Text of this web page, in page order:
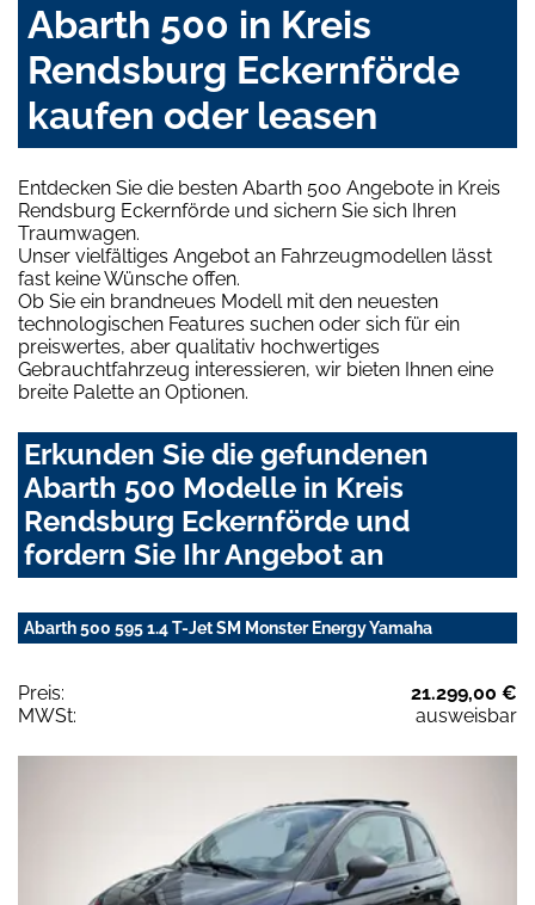
Abarth 500 in Kreis
Rendsburg Eckernförde
kaufen oder leasen
Entdecken Sie die besten Abarth 500 Angebote in Kreis
Rendsburg Eckernförde und sichern Sie sich Ihren
Traumwagen.
Unser vielfältiges Angebot an Fahrzeugmodellen lässt
fast keine Wünsche offen.
Ob Sie ein brandneues Modell mit den neuesten
technologischen Features suchen oder sich für ein
preiswertes, aber qualitativ hochwertiges
Gebrauchtfahrzeug interessieren, wir bieten Ihnen eine
breite Palette an Optionen.
Erkunden Sie die gefundenen
Abarth 500 Modelle in Kreis
Rendsburg Eckernförde und
fordern Sie Ihr Angebot an
Abarth 500 595 1.4 T-Jet SM Monster Energy Yamaha
Preis:
21.299,00 €
MWSt:
ausweisbar